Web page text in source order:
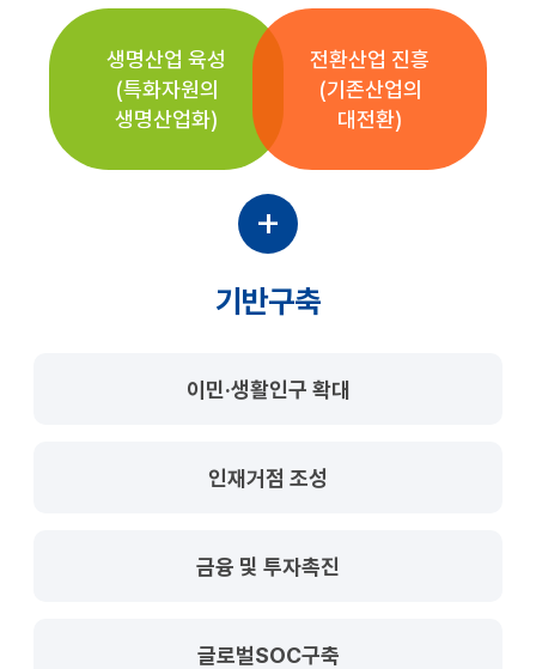
생명산업 육성
(특화자원의
생명산업화)
전환산업 진흥
(기존산업의
대전환)
기반구축
이민·생활인구 확대
인재거점 조성
금융 및 투자촉진
글로벌SOC구축